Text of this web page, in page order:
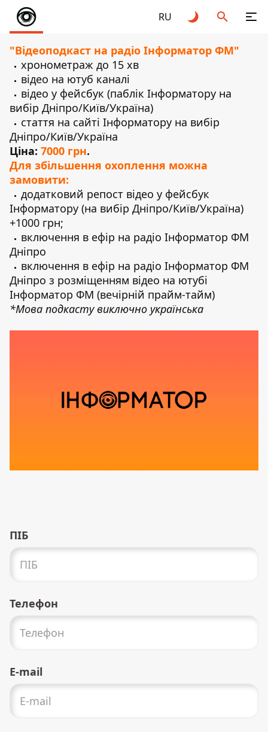
RU
"Відеоподкаст на радіо Інформатор ФМ"
хронометраж до 15 хв
відео на ютуб каналі
відео у фейсбук (паблік Інформатору на
вибір Дніпро/Київ/Україна)
стаття на сайті Інформатору на вибір
Дніпро/Київ/Україна
Ціна: 7000 грн.
Для збільшення охоплення можна
замовити:
додатковий репост відео у фейсбук
Інформатору (на вибір Дніпро/Київ/Україна)
+1000 грн;
включення в ефір на радіо Інформатор ФМ
Дніпро
включення в ефір на радіо Інформатор ФМ
Дніпро з розміщенням відео на ютубі
Інформатор ФМ (вечірній прайм-тайм)
*Мова подкасту виключно українська
ПІБ
Телефон
E-mail